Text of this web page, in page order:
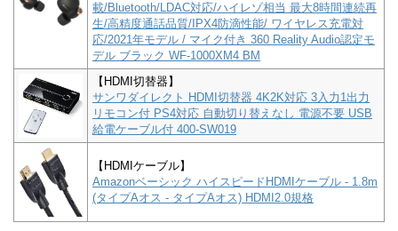
載/Bluetooth/LDAC対応/ハイレゾ相当 最大8時間連続再
生/高精度通話品質/IPX4防滴性能/ ワイヤレス充電対
応/2021年モデル / マイク付き 360 Reality Audio認定モ
デル ブラック WF-1000XM4 BM
【HDMI切替器】
サンワダイレクト HDMI切替器 4K2K対応 3入力1出力
リモコン付 PS4対応 自動切り替えなし 電源不要 USB
給電ケーブル付 400-SW019
【HDMIケーブル】
Amazonベーシック ハイスピードHDMIケーブル - 1.8m
(タイプAオス - タイプAオス) HDMI2.0規格